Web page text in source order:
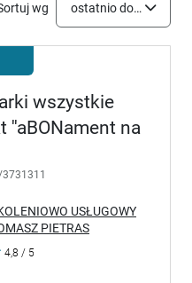
wg ostatnio dodane
wszystkie
''aBONament na
USŁUGOWY
PIETRAS
4,8 / 5